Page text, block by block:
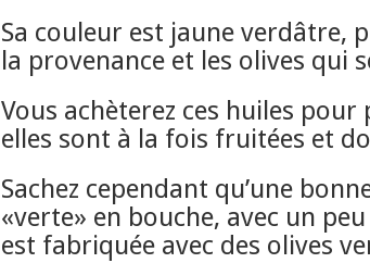
Sa couleur est jaune verdâtre,
la provenance et les olives qui
Vous achèterez ces huiles
elles sont à la fois fruitées et
Sachez cependant qu’une
«verte» en bouche, avec un
est fabriquée avec des olives